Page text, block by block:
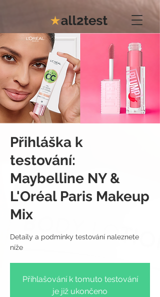
Přihláška k
testování:
Maybelline NY &
L'Oréal Paris Makeup
Mix
Detaily a podmínky testování naleznete
Přihlašování k tomuto testování
je již ukončeno